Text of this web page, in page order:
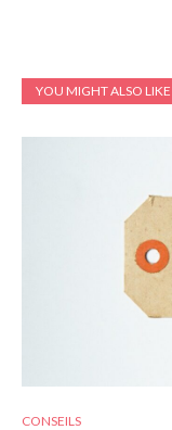
YOU MIGHT ALSO LIKE
CONSEILS